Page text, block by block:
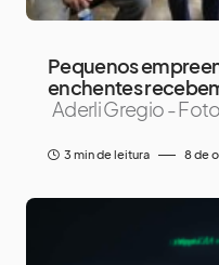
Pequenos
enchentes
Aderli Gregio -
3 min de leitura 8 de